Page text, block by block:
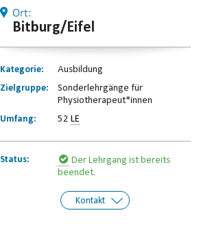
Ort:
Bitburg/Eifel
Kategorie:
Ausbildung
Zielgruppe:
Sonderlehrgänge für
Physiotherapeut*innen
Umfang:
52 LE
Status:
Der Lehrgang ist bereits
beendet.
Kontakt